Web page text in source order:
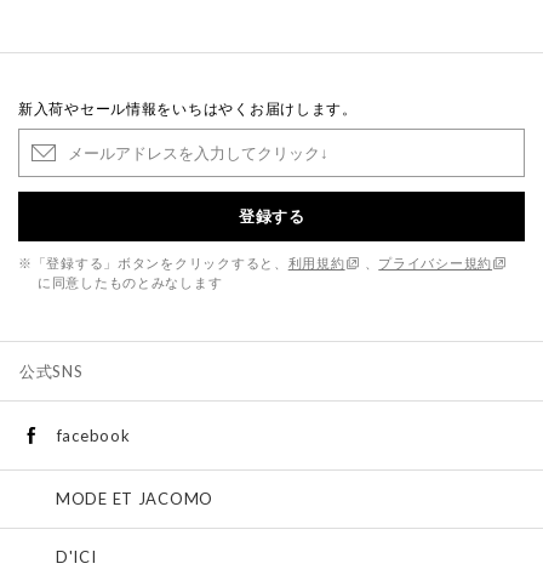
新入荷やセール情報をいちはやくお届けします。
登録する
※「登録する」ボタンをクリックすると、 利用規約
プライバシー規約
に同意したものとみなします
公式SNS
facebook
MODE ET JACOMO
D'ICI